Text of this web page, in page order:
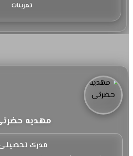
تمرینات
مهدیه حضرتی
مدرک تحصیلی